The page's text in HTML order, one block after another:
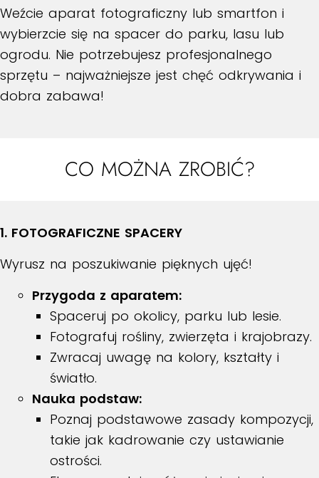
Weźcie aparat fotograficzny lub smartfon i
wybierzcie się na spacer do parku, lasu lub
ogrodu. Nie potrzebujesz profesjonalnego
sprzętu – najważniejsze jest chęć odkrywania i
dobra zabawa!
CO MOŻNA ZROBIĆ?
1. FOTOGRAFICZNE SPACERY
Wyrusz na poszukiwanie pięknych ujęć!
Przygoda z aparatem:
Spaceruj po okolicy, parku lub lesie.
Fotografuj rośliny, zwierzęta i krajobrazy.
Zwracaj uwagę na kolory, kształty i
światło.
Nauka podstaw:
Poznaj podstawowe zasady kompozycji,
takie jak kadrowanie czy ustawianie
ostrości.